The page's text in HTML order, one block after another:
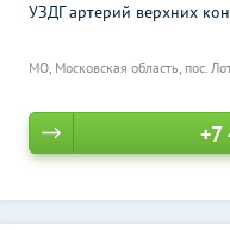
МО, Московская область, пос.
УЗДГ артерий верхних
+7